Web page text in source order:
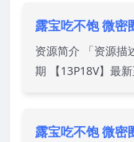
露宝吃不饱 微
资源简介 「资源描
期 【13P18V】最
露宝吃不饱 微密